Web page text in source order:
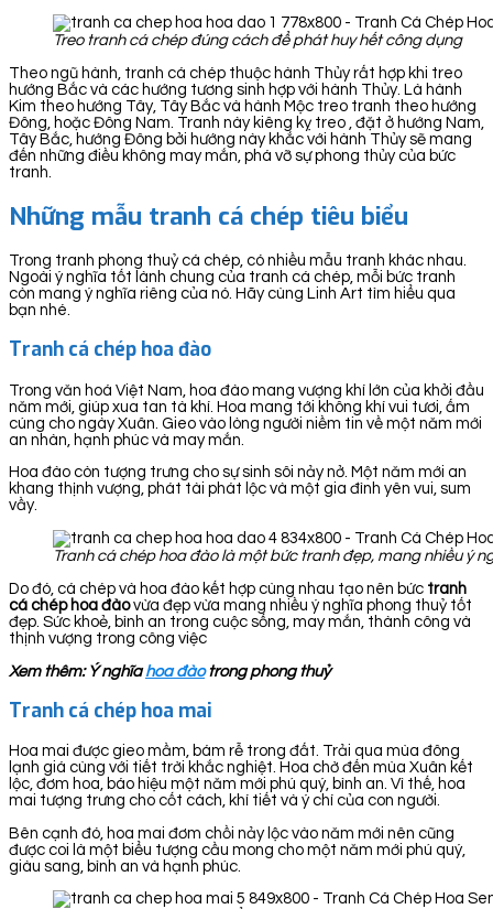
Treo tranh cá chép đúng cách để phát huy hết công dụng
Theo ngũ hành, tranh cá chép thuộc hành Thủy rất hợp khi treo
hướng Bắc và các hướng tương sinh hợp với hành Thủy. Là hành
Kim theo hướng Tây, Tây Bắc và hành Mộc treo tranh theo hướng
Đông, hoặc Đông Nam. Tranh này kiêng kỵ treo , đặt ở hướng Nam,
Tây Bắc, hướng Đông bởi hướng này khắc với hành Thủy sẽ mang
đến những điều không may mắn, phá vỡ sự phong thủy của bức
tranh.
Những mẫu tranh cá chép tiêu biểu
Trong tranh phong thuỷ cá chép, có nhiều mẫu tranh khác nhau.
Ngoài ý nghĩa tốt lành chung của tranh cá chép, mỗi bức tranh
còn mang ý nghĩa riêng của nó. Hãy cùng Linh Art tìm hiểu qua
bạn nhé.
Tranh cá chép hoa đào
Trong văn hoá Việt Nam, hoa đào mang vượng khí lớn của khởi đầu
năm mới, giúp xua tan tà khí. Hoa mang tới không khí vui tươi, ấm
cúng cho ngày Xuân. Gieo vào lòng người niềm tin về một năm mới
an nhàn, hạnh phúc và may mắn.
Hoa đào còn tượng trưng cho sự sinh sôi nảy nở. Một năm mới an
khang thịnh vượng, phát tài phát lộc và một gia đình yên vui, sum
vầy.
Tranh cá chép hoa đào là một bức tranh đẹp, mang nhiều ý
Do đó, cá chép và hoa đào kết hợp cùng nhau tạo nên bức tranh
cá chép hoa đàovừa đẹp vừa mang nhiều ý nghĩa phong thuỷ tốt
đẹp. Sức khoẻ, bình an trong cuộc sống, may mắn, thành công và
thịnh vượng trong công việc
Xem thêm: Ý nghĩahoa đàotrong phong thuỷ
Tranh cá chép hoa mai
Hoa mai được gieo mầm, bám rễ trong đất. Trải qua mùa đông
lạnh giá cùng với tiết trời khắc nghiệt. Hoa chờ đến mùa Xuân kết
lộc, đơm hoa, báo hiệu một năm mới phú quý, bình an. Vì thế, hoa
mai tượng trưng cho cốt cách, khí tiết và ý chí của con người.
Bên cạnh đó, hoa mai đơm chồi nảy lộc vào năm mới nên cũng
được coi là một biểu tượng cầu mong cho một năm mới phú quý,
giàu sang, bình an và hạnh phúc.